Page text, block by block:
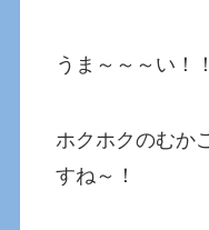
うま～～～い！！
ホクホクのむか
すね～！